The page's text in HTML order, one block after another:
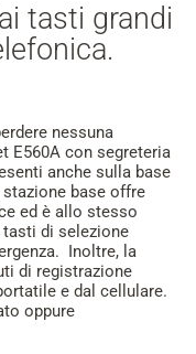
tasti grandi
nessuna
E560A con segreteria
anche sulla base
base offre
ed è allo stesso
di selezione
Inoltre, la
di registrazione
e dal cellulare.
oppure